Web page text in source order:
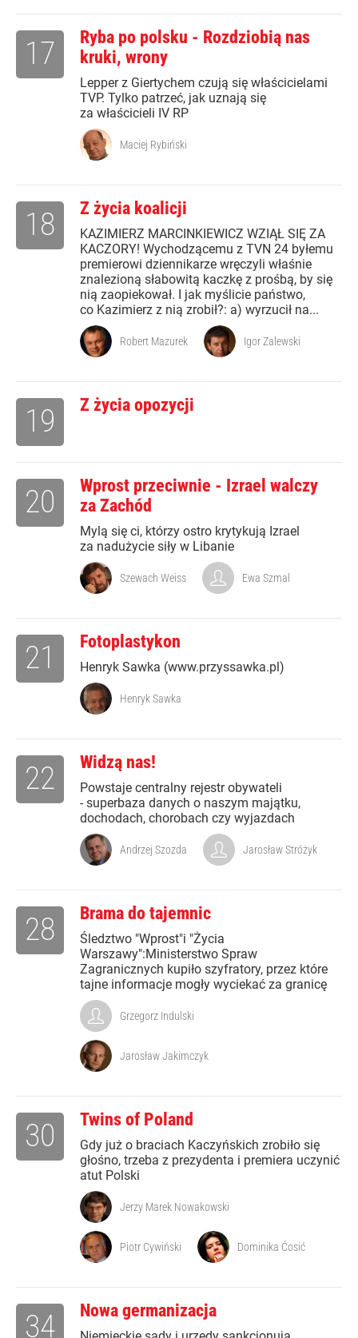
Ryba po polsku - Rozdziobią nas
kruki, wrony
Lepper z Giertychem czują się właścicielami
TVP. Tylko patrzeć, jak uznają się
za właścicieli IV RP
17
Maciej Rybiński
Z życia koalicji
KAZIMIERZ MARCINKIEWICZ WZIĄŁ SIĘ ZA
KACZORY! Wychodzącemu z TVN 24 byłemu
premierowi dziennikarze wręczyli właśnie
znalezioną słabowitą kaczkę z prośbą, by się
nią zaopiekował. I jak myślicie państwo,
co Kazimierz z nią zrobił?: a) wyrzucił na...
18
Robert Mazurek Igor Zalewski
Z życia opozycji
19
Wprost przeciwnie - Izrael walczy
za Zachód
Mylą się ci, którzy ostro krytykują Izrael
za nadużycie siły w Libanie
20
Szewach Weiss Ewa Szmal
Fotoplastykon
Henryk Sawka (www.przyssawka.pl)
21
Henryk Sawka
Widzą nas!
Powstaje centralny rejestr obywateli
- superbaza danych o naszym majątku,
dochodach, chorobach czy wyjazdach
22
Andrzej Szozda Jarosław Stróżyk
Brama do tajemnic
Śledztwo "Wprost"i "Życia
Warszawy":Ministerstwo Spraw
Zagranicznych kupiło szyfratory, przez które
tajne informacje mogły wyciekać za granicę
28
Grzegorz Indulski
Jarosław Jakimczyk
Twins of Poland
Gdy już o braciach Kaczyńskich zrobiło się
głośno, trzeba z prezydenta i premiera uczynić
atut Polski
30
Jerzy Marek Nowakowski
Piotr Cywiński Dominika Ćosić
Nowa germanizacja
34